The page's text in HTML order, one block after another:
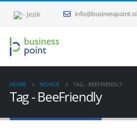
- Jezik info@businesspoint.si
HOME NOVICE TAG - BEEFRIENDLY
Tag - BeeFriendly